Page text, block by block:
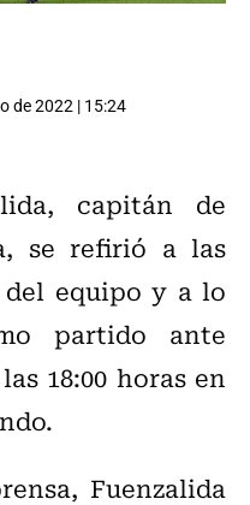
de 2022 | 15:24
capitán de
se refirió a las
equipo y a lo
partido ante
18:00 horas en
Fuenzalida